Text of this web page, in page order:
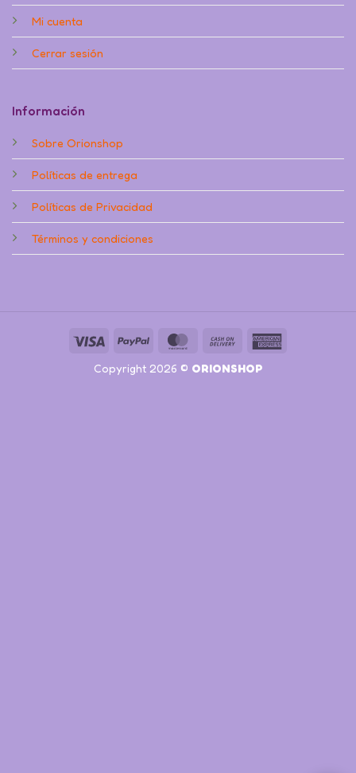
Mi cuenta
Cerrar sesión
Información
Sobre Orionshop
Políticas de entrega
Políticas de Privacidad
Términos y condiciones
Visa PayPal MasterCard
Cash
Delivery
Copyright 2026 © ORIONSHOP